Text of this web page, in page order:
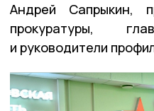
Андрей Сапрыкин,
прокуратуры,
и руководители